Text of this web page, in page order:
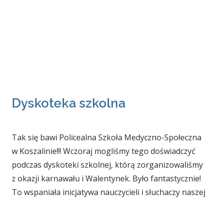
Dyskoteka szkolna
Tak się bawi Policealna Szkoła Medyczno-Społeczna
w Koszalinie!!! Wczoraj mogliśmy tego doświadczyć
podczas dyskoteki szkolnej, którą zorganizowaliśmy
z okazji karnawału i Walentynek. Było fantastycznie!
To wspaniała inicjatywa nauczycieli i słuchaczy naszej